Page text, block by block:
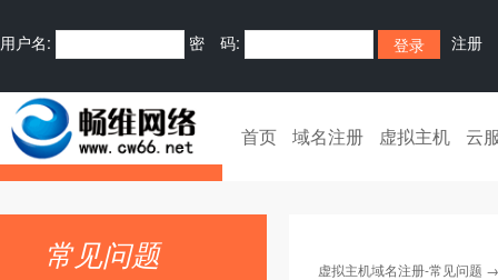
用户名: 密 码: 注册
首页 域名注册 虚拟主机 云
常见问题 虚拟主机域名注册-常见问题